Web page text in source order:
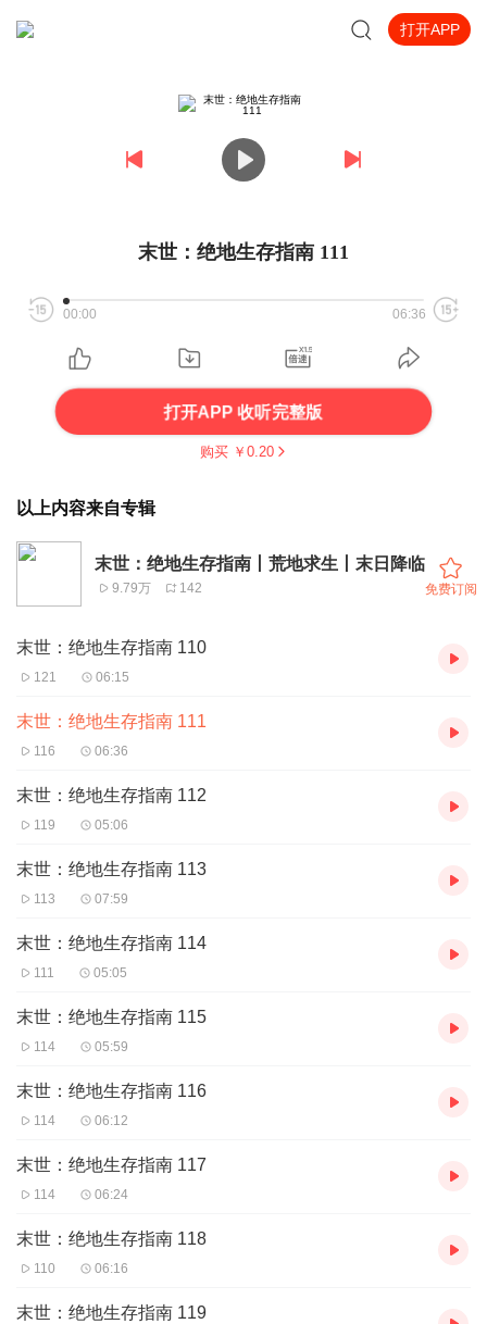
打开APP
末世：绝地生存指南 111
00:00 06:36
打开APP 收听完整版
购买 ￥ 0.20
以上内容来自专辑
末世：绝地生存指南丨荒地求生丨末日降临
9.79万 142 免费订阅
末世：绝地生存指南 110
121 06:15
末世：绝地生存指南 111
116 06:36
末世：绝地生存指南 112
119 05:06
末世：绝地生存指南 113
113 07:59
末世：绝地生存指南 114
111 05:05
末世：绝地生存指南 115
114 05:59
末世：绝地生存指南 116
114 06:12
末世：绝地生存指南 117
114 06:24
末世：绝地生存指南 118
110 06:16
末世：绝地生存指南 119